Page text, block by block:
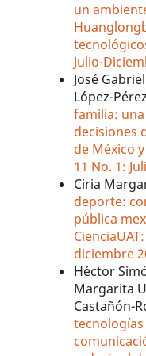
un
Julio-
José
López-
familia:
decisiones
de México
11 No. 1:
Ciria
deporte:
pública
diciembre
Héctor
Margarita
Castañón-